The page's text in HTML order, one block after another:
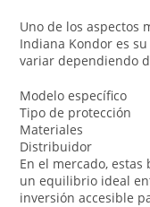
Uno de los aspectos
Indiana Kondor es
variar dependiendo
Modelo específico
Tipo de protección
Materiales
Distribuidor
En el mercado,
un equilibrio ideal
inversión accesible